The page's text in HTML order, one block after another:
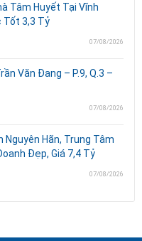
Tâm Huyết Tại Vĩnh
Tốt 3,3 Tỷ
07/08/2026
Văn Đang – P.9, Q.3 –
07/08/2026
Nguyên Hãn, Trung Tâm
Đẹp, Giá 7,4 Tỷ
07/08/2026